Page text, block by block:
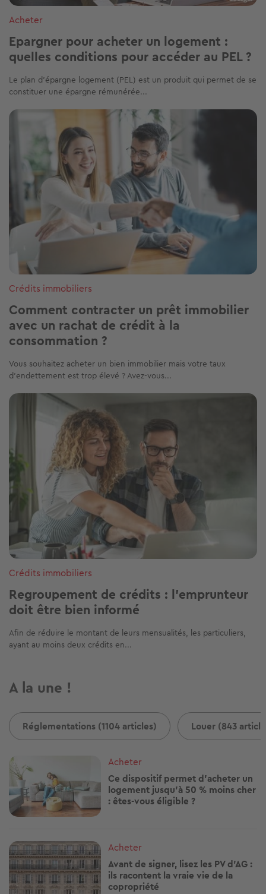
Acheter
Epargner pour acheter un logement :
quelles conditions pour accéder au PEL ?
Le plan d’épargne logement (PEL) est un produit qui permet de se
constituer une épargne rémunérée...
Image
Crédits immobiliers
Comment contracter un prêt immobilier
avec un rachat de crédit à la
consommation ?
Vous souhaitez acheter un bien immobilier mais votre taux
d’endettement est trop élevé ? Avez-vous...
Image
Crédits immobiliers
Regroupement de crédits : l'emprunteur
doit être bien informé
Afin de réduire le montant de leurs mensualités, les particuliers,
ayant au moins deux crédits en...
A la une !
Réglementations (1104 articles) Louer (843
Image
Acheter
Ce dispositif permet d'acheter un
logement jusqu'à 50 % moins cher
: êtes-vous éligible ?
Image
Acheter
Avant de signer, lisez les PV d'AG :
ils racontent la vraie vie de la
copropriété